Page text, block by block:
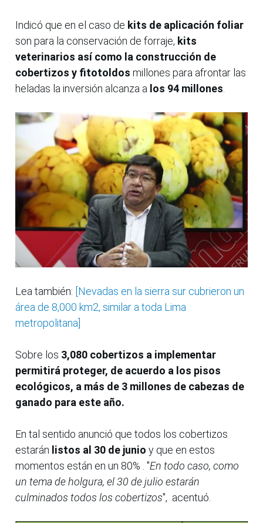
Indicó que en el caso de kits de aplicación foliar
son para la conservación de forraje, kits
veterinarios así como la construcción de
cobertizos y fitotoldos millones para afrontar las
heladas la inversión alcanza a los 94 millones
Lea también: [Nevadas en la sierra sur cubrieron un
área de 8,000 km2, similar a toda Lima
metropolitana]
Sobre los 3,080 cobertizos a implementar
permitirá proteger, de acuerdo a los pisos
ecológicos, a más de 3 millones de cabezas de
ganado para este año.
En tal sentido anunció que todos los cobertizos
estarán listos al 30 de junio y que en estos
momentos están en un 80% . "En todo caso, como
un tema de holgura, el 30 de julio estarán
culminados todos los cobertizos", acentuó.